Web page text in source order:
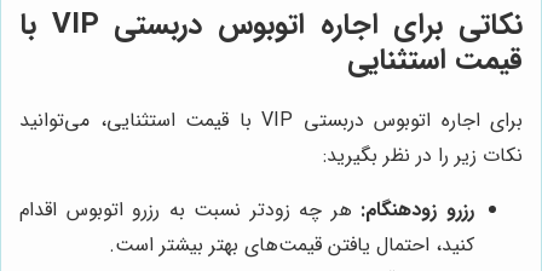
نکاتی برای اجاره اتوبوس دربستی VIP با
قیمت استثنایی
برای اجاره اتوبوس دربستی VIP با قیمت استثنایی، می‌توانید
نکات زیر را در نظر بگیرید:
رزرو زودهنگام: هر چه زودتر نسبت به رزرو اتوبوس اقدام
کنید، احتمال یافتن قیمت‌های بهتر بیشتر است.